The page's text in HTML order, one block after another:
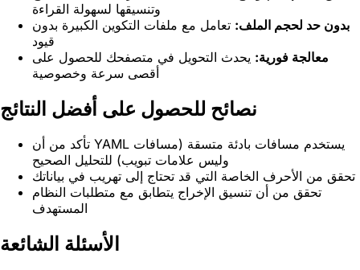
وتنسيقها لسهولة القراءة
بدون حد لحجم الملف: تعامل مع ملفات التكوين الكبيرة بدون
قيود
معالجة فورية: يحدث التحويل في متصفحك للحصول على
أقصى سرعة وخصوصية
نصائح للحصول على أفضل النتائج
تأكد من أن YAML يستخدم مسافات بادئة متسقة (مسافات
وليس علامات تبويب) للتحليل الصحيح
تحقق من الأحرف الخاصة التي قد تحتاج إلى تهريب في بياناتك
تحقق من أن تنسيق الإخراج يتطابق مع متطلبات النظام
المستهدف
الأسئلة الشائعة